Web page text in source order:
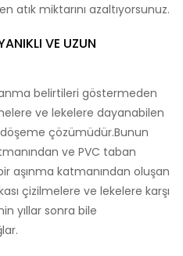
atık miktarını azaltıyorsunuz.
VE UZUN
belirtileri göstermeden
ve lekelere dayanabilen
çözümüdür.Bunun
ve PVC taban
aşınma katmanından oluşan
çizilmelere ve lekelere karşı
yıllar sonra bile